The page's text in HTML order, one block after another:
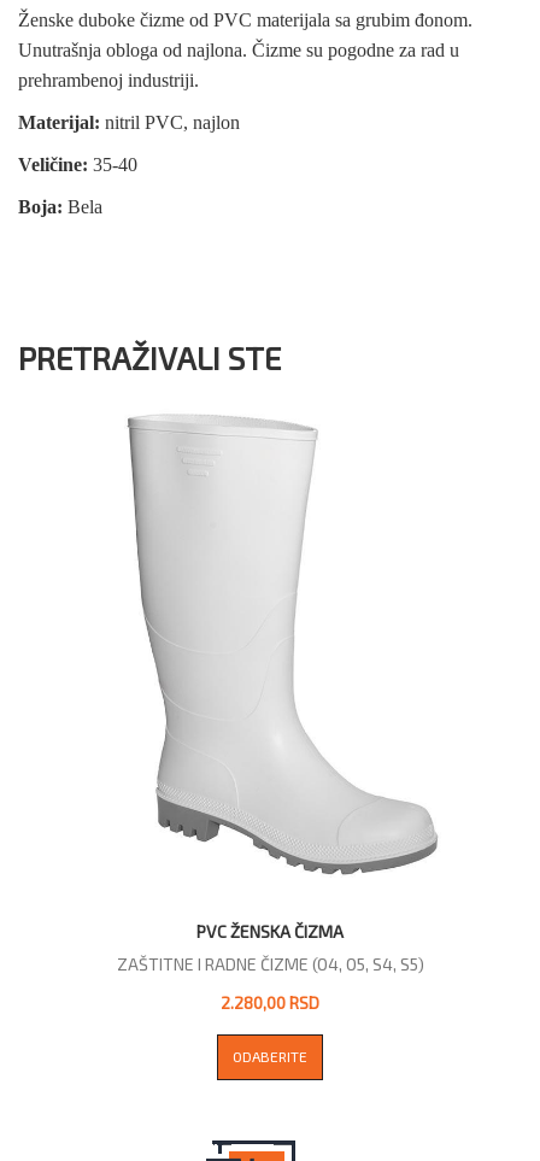
Ženske duboke čizme od PVC materijala sa grubim đonom.
Unutrašnja obloga od najlona. Čizme su pogodne za rad u
prehrambenoj industriji.
Materijal: nitril PVC, najlon
Veličine: 35-40
Boja: Bela
PRETRAŽIVALI STE
PVC ŽENSKA ČIZMA
ZAŠTITNE I RADNE ČIZME (O4, O5, S4, S5)
2.280,00 RSD
ODABERITE